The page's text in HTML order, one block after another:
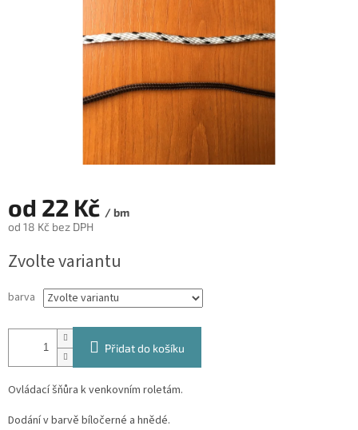
od 22 Kč / bm
od 18 Kč bez DPH
cena:
Zvolte variantu
barva
Přidat do košíku
Ovládací šňůra k venkovním roletám.
Dodání v barvě bíločerné a hnědé.